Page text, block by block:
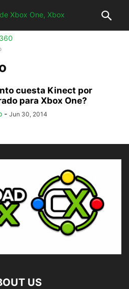
cuesta Kinect por
para Xbox One?
- Jun 30, 2014
US